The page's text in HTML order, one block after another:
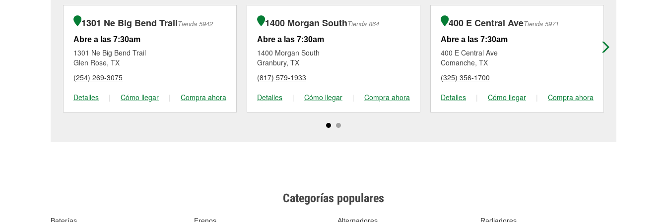
1301 Ne Big Bend TrailTienda 5942
Abre a las 7:30am
1301 Ne Big Bend Trail
Glen Rose, TX
(254) 269-3075
Detalles
| Cómo llegar | Compra ahora
1400 Morgan SouthTienda 864
Abre a las 7:30am
1400 Morgan South
Granbury, TX
(817) 579-1933
Detalles
| Cómo llegar | Compra ahora
400 E Central AveTienda 5971
Abre a las 7:30am
400 E Central Ave
Comanche, TX
(325) 356-1700
Detalles
| Cómo llegar | Compra ahora
Categorías populares